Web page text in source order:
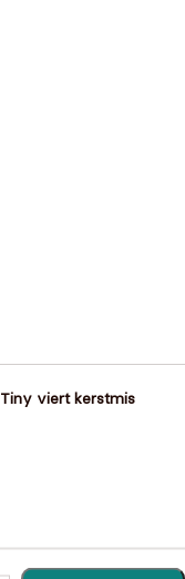
Tiny viert kerstmis